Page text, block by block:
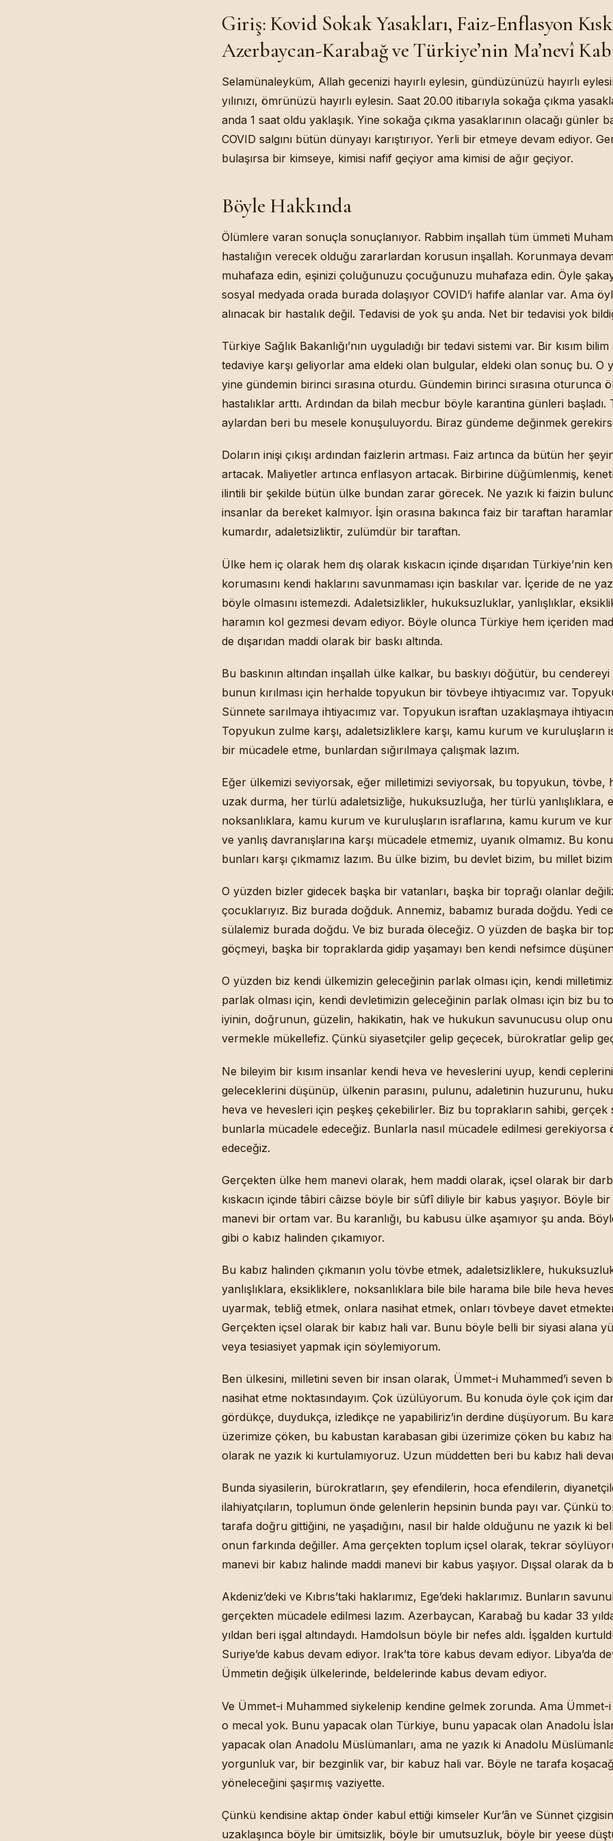
Table of Contents
Giriş: Kovid Sokak Yasakları, Faiz-Enflasyon Kıskacı, Azerbaycan-Karabağ ve
Böyle Hakkında
Tavşanın Kurnazlığı ve Aslanı Mağlûp Edişi: Bilgi Süleymân Mülkünün
Kitap Yüklü Eşekler ve Bilip Yaşamayan Ümmet: Gasb-Faiz-Fuhûş Haramları
Osmanlı’dan Kalma Uçak Fabrikası, İngiltere Hazinesindeki Türk Altınları ve
İnsanoğlunun Gizli Düşmanı Çoktur: Vahşî Hayvanların Fare Gibi Ürküşü,
Derenin Dibindeki Diken: Kâfir Cinniler, Şeytân Vesvesesi ve Banyo-Tuvalet
Afrika Yardımlarındaki Aldatmaca: 1100 Euro Su Kuyusu Çıkmazı ve 350
Fakîhler-Siyâsîler ile Sûfîler Arasındaki Tarîhî Çatışma: Osmanlı’daki Kadı-
Kovid Testi Pozitif ve Geberik İlâç Çatışması: Zencefîl-Zerdeçal-Çörek Otu-
Dışını Değil, İçini Düzeltmek: Allah Sizin Sûretinize Değil, Sîrretinize Bakar
Namazın Vakti Kaçma İhtimâlinde Araçta-Oturarak Kılmak: Câiz midir?
Hz. Ömer R.A.’in Namazlar Arası Fasıla Uyarısı: Rekatlar Arasında Ne Kadar
Mehdî Hadîsi ve “Zamanın İnkitâya Uğraması”: Time Dergisi’nin “Büyük
İstikâmet Ehli ve Şeyh Ehli Olmak: Kur’ân ve Sünnet’e Sımsıkı Yapışmak
Restore Edilen Eski Evden Çıkan Eşyâları Usta Hediye Etmiş: Ev Sahibinden
Zülkarneyn Aleyhisselâm: Peygamber mi, Velî mi, Hükümdâr mı?
Kendimi Değersiz Hissetmek: Allah Bize Kendi Rûhundan Üflemiş Halîfe Olarak
Rüyâda Allah’ı Genç Bir Delikanlı Sûretinde Görmek — Rü’yetullâh Haktır
İmân-ı Kâmil Olan Biri Türkiye’de Yüksek Bürokrat veya Siyâsetçi Olabilir
Kur’ân Okurken Baştan Alma Tereddüdü ve Namazda Farklı Düşünceler
Her An Allah’ı Zikir Hâlinde Kalabilmenin Yolu: Sohbet, Nasîhat, Kur’ân,
Duygusal Zikzaklar: “Kah Olurum Dev, Kah Olurum Perî” — Yûnus’tan
Dinde Mantık Aranır mı? — İman Edilen Yerde Akıl Reddedilmez
Âlemin Yaratılış Sebebi Neden Hz. Muhammed Mustafâ’dır? — İlk Yaratılan
Sûizânnın Fazlasından Allah’a Sığınmak: Kimsenin Üzerinde Sûizân
Bilinmeyi İstemek ve Bilmek Allah İledir: İlâhî İlmin Kaynağı
Eşlerin Birbirleri Üzerindeki Hak ve Hukûkları: Kur’ân-Sünnet Dairesinde
Âdem Aleyhisselâm’ın Önünde Secde Etmeyen İblîsin Kıyamete Kadar Külleri
Ahmed er-Rıfâî Hazretlerinin Şifâ’ül-Eskam’da Bahsettiği 4. Gökteki Kum
Kayseri’den Mesûd Güler: Çocuklara Nasîhat Etmek mi, Eleştirmek mi? —
Bilgiye Koşan Kişi Hâline Nasıl Gelinir? — Mustafa Özbağ’ın İlk Okuduğu
İnsan Bilgide Fânî Olabilir mi? — Allah’ta Fânî Olmak, Resûlullah’ta Fânî
Zekiye Kızdeşin Aile Borcu: Mustafa Özbağ’ın Sabah Duâ Sırrı — 7 İhlâs-
Uzun Yıllık Sedef Hastasının Kovid-Rüyâsı: Beyaz Güvercin Başına Konup
Allah Aşk İçin Yarattı, Nefis İsyankâr: “Ben Dedi Biziz Diyemedi” — Evrim
Ma’nevî İlme Sâhip Olmayı İstemek Edepsizlik midir? Allah’tan İnâyet ve Velî
Bir İnsana Musallat Olunduğunu Nasıl Anlaşılır?
Belkıs’ın Tahtı ve Süleymân Aleyhisselâm’ın Hazinesi Kudüs’te mi? —
Secdeden Kalkarken Ayakların Yerle Temasının Kesilmesi: Mekrûh mudur?
Üç Kişilik Üzülmüş Kadının Duâ İsteği: Kâbe’de Gezen Rüyâ ve Beyinin
Hz. Mevlânâ’nın Semâ’ı ile Bayezîd-i Bestamî’nin Şeyh Et’ırafında Tavafı:
Eşim ve Çocuklarımın Dini Sevmesi İçin Ne Yapmalıyım? — “Öyle Bir Din Yaşa
Çocuklara Hacâmet Ne Zaman Yapılır? — Rahatsızlık Varsa Yâş Sınırı Yok
Kâfir Cinnilerin Ev İçinde Gezmesi, Odadan Odaya Korku ve Eş Yönünden
Sudan’daki Dergâhta İlim Gören Talebelere Yardım Ulaştırmak: İşin İçinde
Aşık Olan Nasıl Olur? — Bir Aşık Bulup Peşine Takılarak Aşıklığı Öğrenmek
Yurtdışında Kâfir Cinnilerin Çokluğu ve Türkiye Şehirlerinde-Mahallelerinde
Her Şeyi Büyü ve Cinnî’ye Yüklemenin Yanlışlığı
Kızıma-Oğluma Büyü Yapıldı İddiası: “Hiç Birisine İnanmam” ve Bunları
Telefon Alarmi ile Sabah Uyanma: Duâ ile Kalkınca Allah Sorgu-Suâl Eder mi?
Sabahın Sünnetini Farzdan Sonra Kılma Şartı: Zaman Kalmazsa Câiz
Çorlu’da Dergâhımız Var mı? — “Hiçbir Yerde Dergâhımız Yok ama
Panik Atak Krizleri: Kendini Heder Etmeden Bazen Olurunu Bırakmak
Rüyâ Görememe Endişesi: “İllâkî Rüyâ Göreceğiz Diye Bir Kayıt Yok”
Yıllar Önce Görülen Türbe Rüyâsı: “14 Sene Olsa Bile Gel” İstişâresi ve 14. Yıl
Köpeğe Dokunmak Abdesti Bozar mı? Şâfî-Hanefî Farkları ve Mezhepleri
Doğru Duâ Etmek: “Korkaklıktan Sana Sığınırım” mu “Beni Korkusuz Kıl”
Babam Test Pozitif Çıktı: Şifâ Duâsı
İslâm Köleliği Neden Yasaklamamıştır? — Yasakladı, Özgür İnsanı
Komşunun Getirdiği Yemek Artakalanını Dökmek İsraf mı? — İhtiyacı Olana
Uykusuzluk Sorunu ve İlâç Tedavisi: “Gözde Büyütmeyin, Abdestini Al, Allah’ı
Çocuk Sahibi Olmak İçin Bitki Önerisi: Bilinmiyor
Câmimizin İmamı Sigara İçiyor: Kendisiyle Kılınan Namazlar Kabûl mü? —
Telefona Tefsîr İndirmek İçin Tavsîye: Tefsîr-i Taberî ve Hadîslerle Kur’ân
Üzerimde Ağırlık, Dünyaya Zerre Keyif Alamıyorum: Abdest-Tövbe-Zikir
Parayı Faize Yatırmak — Dârü’l-Harbde Hârbî ile Mü’min Arasında Faiz Yok:
Çocuklarda Hacâmatın Boy Uzamasına Faydası ve Semâ Eden Gençlerin
Bu Ülkenin Başına Dürüst, Haram Yemeyen Bir Yönetim Geleceğine İnânıyor
Mustafa Özbağ’ı Rüyâda Net Görüp Sabah Yarım Hatırlama — Normaldir
Kapanış: Bir Korona Yasaklı Gecenin Sonu, Derdimiz Kur’ân-Sünnet, Üç
Kaynakça ve Referanslar
İlgili Sohbetler
Giriş: Kovid Sokak Yasakları, Faiz-Enflasyon
Azerbaycan-Karabağ ve Türkiye’nin Ma’nevî
Selamünaleyküm, Allah gecenizi hayırlı eylesin, gündüzünüzü hayırlı
yılınızı, ömrünüzü hayırlı eylesin. Saat 20.00 itibarıyla sokağa çıkma
anda 1 saat oldu yaklaşık. Yine sokağa çıkma yasaklarının olacağı günler
COVID salgını bütün dünyayı karıştırıyor. Yerli bir etmeye devam ediyor.
bulaşırsa bir kimseye, kimisi nafif geçiyor ama kimisi de ağır geçiyor.
Böyle Hakkında
Ölümlere varan sonuçla sonuçlanıyor. Rabbim inşallah tüm ümmeti
hastalığın verecek olduğu zararlardan korusun inşallah. Korunmaya
muhafaza edin, eşinizi çoluğunuzu çocuğunuzu muhafaza edin. Öyle
sosyal medyada orada burada dolaşıyor COVID’i hafife alanlar var. Ama
alınacak bir hastalık değil. Tedavisi de yok şu anda. Net bir tedavisi yok
Türkiye Sağlık Bakanlığı’nın uyguladığı bir tedavi sistemi var. Bir kısım
tedaviye karşı geliyorlar ama eldeki olan bulgular, eldeki olan sonuç bu. O
yine gündemin birinci sırasına oturdu. Gündemin birinci sırasına oturunca
hastalıklar arttı. Ardından da bilah mecbur böyle karantina günleri başladı.
aylardan beri bu mesele konuşuluyordu. Biraz gündeme değinmek
Doların inişi çıkışı ardından faizlerin artması. Faiz artınca da bütün her
artacak. Maliyetler artınca enflasyon artacak. Birbirine düğümlenmiş,
ilintili bir şekilde bütün ülke bundan zarar görecek. Ne yazık ki faizin
insanlar da bereket kalmıyor. İşin orasına bakınca faiz bir taraftan
kumardır, adaletsizliktir, zulümdür bir taraftan.
Ülke hem iç olarak hem dış olarak kıskacın içinde dışarıdan Türkiye’nin
korumasını kendi haklarını savunmaması için baskılar var. İçeride de ne
böyle olmasını istemezdi. Adaletsizlikler, hukuksuzluklar, yanlışlıklar,
haramın kol gezmesi devam ediyor. Böyle olunca Türkiye hem içeriden
de dışarıdan maddi olarak bir baskı altında.
Bu baskının altından inşallah ülke kalkar, bu baskıyı döğütür, bu cendereyi
bunun kırılması için herhalde topyukun bir tövbeye ihtiyacımız var.
Sünnete sarılmaya ihtiyacımız var. Topyukun israftan uzaklaşmaya
Topyukun zulme karşı, adaletsizliklere karşı, kamu kurum ve kuruluşların
bir mücadele etme, bunlardan sığırılmaya çalışmak lazım.
Eğer ülkemizi seviyorsak, eğer milletimizi seviyorsak, bu topyukun, tövbe,
uzak durma, her türlü adaletsizliğe, hukuksuzluğa, her türlü yanlışlıklara,
noksanlıklara, kamu kurum ve kuruluşların israflarına, kamu kurum ve
ve yanlış davranışlarına karşı mücadele etmemiz, uyanık olmamız. Bu
bunları karşı çıkmamız lazım. Bu ülke bizim, bu devlet bizim, bu millet
O yüzden bizler gidecek başka bir vatanları, başka bir toprağı olanlar
çocuklarıyız. Biz burada doğduk. Annemiz, babamız burada doğdu. Yedi
sülalemiz burada doğdu. Ve biz burada öleceğiz. O yüzden de başka bir
göçmeyi, başka bir topraklarda gidip yaşamayı ben kendi nefsimce
O yüzden biz kendi ülkemizin geleceğinin parlak olması için, kendi
parlak olması için, kendi devletimizin geleceğinin parlak olması için biz bu
iyinin, doğrunun, güzelin, hakikatin, hak ve hukukun savunucusu olup
vermekle mükellefiz. Çünkü siyasetçiler gelip geçecek, bürokratlar gelip
Ne bileyim bir kısım insanlar kendi heva ve heveslerini uyup, kendi
geleceklerini düşünüp, ülkenin parasını, pulunu, adaletinin huzurunu,
heva ve hevesleri için peşkeş çekebilirler. Biz bu toprakların sahibi, gerçek
bunlarla mücadele edeceğiz. Bunlarla nasıl mücadele edilmesi gerekiyorsa
edeceğiz.
Gerçekten ülke hem manevi olarak, hem maddi olarak, içsel olarak bir
kıskacın içinde tâbiri câizse böyle bir sûfî diliyle bir kabus yaşıyor. Böyle
manevi bir ortam var. Bu karanlığı, bu kabusu ülke aşamıyor şu anda.
gibi o kabız halinden çıkamıyor.
Bu kabız halinden çıkmanın yolu tövbe etmek, adaletsizliklere,
yanlışlıklara, eksikliklere, noksanlıklara bile bile harama bile bile heva
uyarmak, tebliğ etmek, onlara nasihat etmek, onları tövbeye davet
Gerçekten içsel olarak bir kabız hali var. Bunu böyle belli bir siyasi alana
veya tesiasiyet yapmak için söylemiyorum.
Ben ülkesini, milletini seven bir insan olarak, Ümmet-i Muhammed’i seven
nasihat etme noktasındayım. Çok üzülüyorum. Bu konuda öyle çok içim
gördükçe, duydukça, izledikçe ne yapabiliriz’in derdine düşüyorum. Bu
üzerimize çöken, bu kabustan karabasan gibi üzerimize çöken bu kabız
olarak ne yazık ki kurtulamıyoruz. Uzun müddetten beri bu kabız hali
Bunda siyasilerin, bürokratların, şey efendilerin, hoca efendilerin,
ilahiyatçıların, toplumun önde gelenlerin hepsinin bunda payı var. Çünkü
tarafa doğru gittiğini, ne yaşadığını, nasıl bir halde olduğunu ne yazık ki
onun farkında değiller. Ama gerçekten toplum içsel olarak, tekrar
manevi bir kabız halinde maddi manevi bir kabus yaşıyor. Dışsal olarak da
Akdeniz’deki ve Kıbrıs’taki haklarımız, Ege’deki haklarımız. Bunların
gerçekten mücadele edilmesi lazım. Azerbaycan, Karabağ bu kadar 33
yıldan beri işgal altındaydı. Hamdolsun böyle bir nefes aldı. İşgalden
Suriye’de kabus devam ediyor. Irak’ta töre kabus devam ediyor. Libya’da
Ümmetin değişik ülkelerinde, beldelerinde kabus devam ediyor.
Ve Ümmet-i Muhammed siykelenip kendine gelmek zorunda. Ama Ümmet-i
o mecal yok. Bunu yapacak olan Türkiye, bunu yapacak olan Anadolu
yapacak olan Anadolu Müslümanları, ama ne yazık ki Anadolu
yorgunluk var, bir bezginlik var, bir kabuz hali var. Böyle ne tarafa
yöneleceğini şaşırmış vaziyette.
Çünkü kendisine aktap önder kabul ettiği kimseler Kur’ân ve Sünnet
uzaklaşınca böyle bir ümitsizlik, böyle bir umutsuzluk, böyle bir yeese